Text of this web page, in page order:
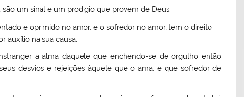
um sinal e um prodígio que provem de Deus.
e oprimido no amor, e o sofredor no amor, tem o direito
auxílio na sua causa.
a alma daquele que enchendo-se de orgulho então
desvios e rejeições àquele que o ama, e que sofredor de